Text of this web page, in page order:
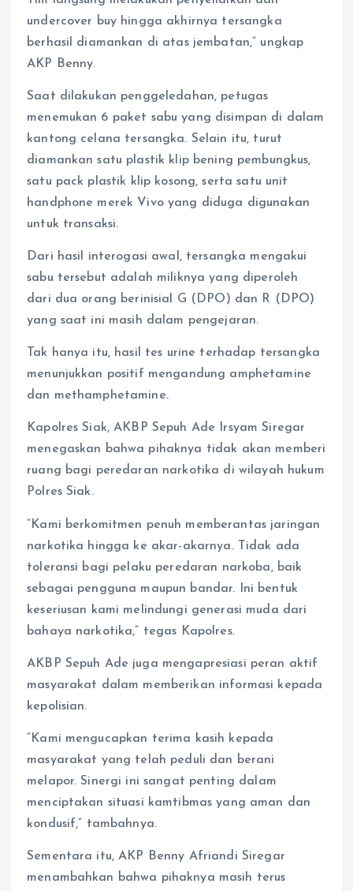
undercover buy hingga akhirnya tersangka
berhasil diamankan di atas jembatan,” ungkap
AKP Benny.
Saat dilakukan penggeledahan, petugas
menemukan 6 paket sabu yang disimpan di dalam
kantong celana tersangka. Selain itu, turut
diamankan satu plastik klip bening pembungkus,
satu pack plastik klip kosong, serta satu unit
handphone merek Vivo yang diduga digunakan
untuk transaksi.
Dari hasil interogasi awal, tersangka mengakui
sabu tersebut adalah miliknya yang diperoleh
dari dua orang berinisial G (DPO) dan R (DPO)
yang saat ini masih dalam pengejaran.
Tak hanya itu, hasil tes urine terhadap tersangka
menunjukkan positif mengandung amphetamine
dan methamphetamine.
Kapolres Siak, AKBP Sepuh Ade Irsyam Siregar
menegaskan bahwa pihaknya tidak akan memberi
ruang bagi peredaran narkotika di wilayah hukum
Polres Siak.
“Kami berkomitmen penuh memberantas jaringan
narkotika hingga ke akar-akarnya. Tidak ada
toleransi bagi pelaku peredaran narkoba, baik
sebagai pengguna maupun bandar. Ini bentuk
keseriusan kami melindungi generasi muda dari
bahaya narkotika,” tegas Kapolres.
AKBP Sepuh Ade juga mengapresiasi peran aktif
masyarakat dalam memberikan informasi kepada
kepolisian.
“Kami mengucapkan terima kasih kepada
masyarakat yang telah peduli dan berani
melapor. Sinergi ini sangat penting dalam
menciptakan situasi kamtibmas yang aman dan
kondusif,” tambahnya.
Sementara itu, AKP Benny Afriandi Siregar
menambahkan bahwa pihaknya masih terus